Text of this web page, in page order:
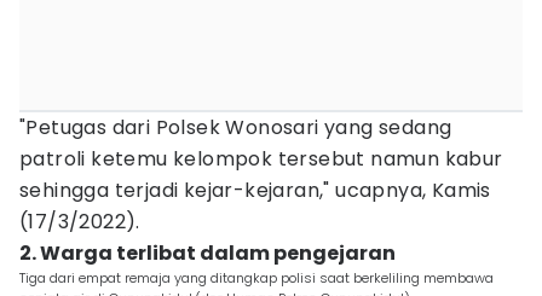
"Petugas dari Polsek Wonosari yang sedang
patroli ketemu kelompok tersebut namun kabur
sehingga terjadi kejar-kejaran," ucapnya, Kamis
(17/3/2022).
2. Warga terlibat dalam pengejaran
Tiga dari empat remaja yang ditangkap polisi saat berkeliling membawa